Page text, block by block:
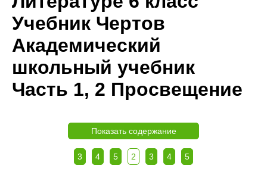
Учебник Чертов
Академический
школьный учебник
Часть 1, 2 Просвещение
Показать содержание
3 4 5 2 3 4 5